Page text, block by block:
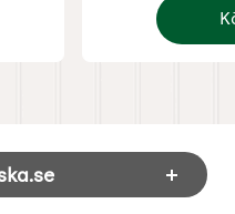
Disney
länkar